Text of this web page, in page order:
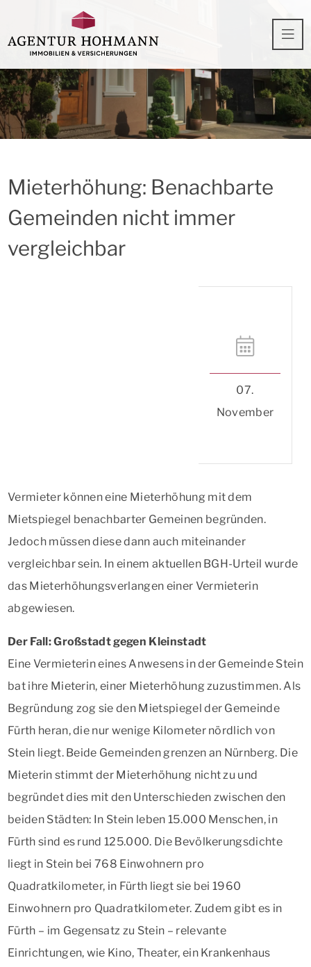
Mieterhöhung: Benachbarte
Gemeinden nicht immer
vergleichbar
07.
November
Vermieter können eine Mieterhöhung mit dem
Mietspiegel benachbarter Gemeinen begründen.
Jedoch müssen diese dann auch miteinander
vergleichbar sein. In einem aktuellen BGH-Urteil wurde
das Mieterhöhungsverlangen einer Vermieterin
abgewiesen.
Der Fall: Großstadt gegen Kleinstadt
Eine Vermieterin eines Anwesens in der Gemeinde Stein
bat ihre Mieterin, einer Mieterhöhung zuzustimmen. Als
Begründung zog sie den Mietspiegel der Gemeinde
Fürth heran, die nur wenige Kilometer nördlich von
Stein liegt. Beide Gemeinden grenzen an Nürnberg. Die
Mieterin stimmt der Mieterhöhung nicht zu und
begründet dies mit den Unterschieden zwischen den
beiden Städten: In Stein leben 15.000 Menschen, in
Fürth sind es rund 125.000. Die Bevölkerungsdichte
liegt in Stein bei 768 Einwohnern pro
Quadratkilometer, in Fürth liegt sie bei 1960
Einwohnern pro Quadratkilometer. Zudem gibt es in
Fürth – im Gegensatz zu Stein – relevante
Einrichtungen, wie Kino, Theater, ein Krankenhaus